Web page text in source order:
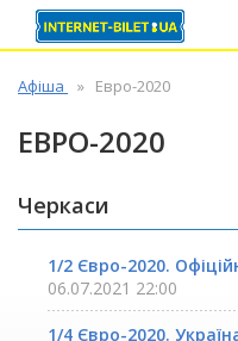
Афіша Евро-2020
ЕВРО-2020
Черкаси
1/2 Євро-2020.
06.07.2021 22:00
1/4 Євро-2020.